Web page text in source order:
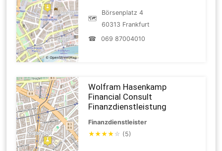
🗺
Börsenplatz 4
60313 Frankfurt
☎
069 87004010
Wolfram Hasenkamp
Financial Consult
Finanzdienstleistung
Finanzdienstleister
★★★★ ☆ (5)